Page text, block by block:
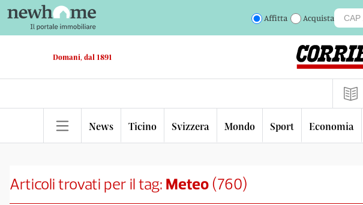
Affitta Acquista
Domani, dal 1891
News Ticino Svizzera Mondo Sport Economia
Articoli trovati per il tag: Meteo(760)